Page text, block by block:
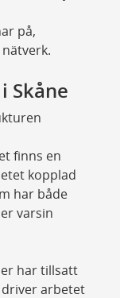
på,
Skåne
finns en
kopplad
har både
varsin
har tillsatt
arbetet